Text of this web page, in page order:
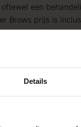
Details
een
Brows prijs is
binnen twee